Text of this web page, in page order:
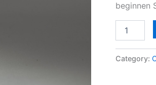
beginnen
Category: